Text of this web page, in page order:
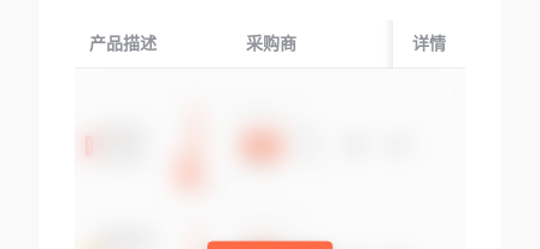
产品描述 采购商 起运国/地区
详情